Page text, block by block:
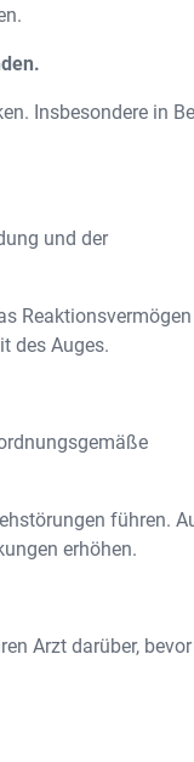
Insbesondere in
und der
Reaktionsvermögen
des Auges.
führen.
erhöhen.
Arzt darüber, bevor